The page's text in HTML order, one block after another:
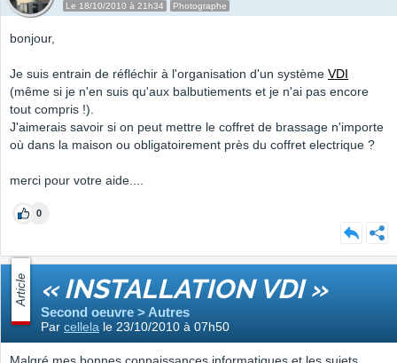
Le 18/10/2010 à 21h34 Photographe
bonjour,
Je suis entrain de réfléchir à l'organisation d'un système VDI
(même si je n'en suis qu'aux balbutiements et je n'ai pas encore
tout compris !).
J'aimerais savoir si on peut mettre le coffret de brassage n'importe
où dans la maison ou obligatoirement près du coffret electrique ?
merci pour votre aide....
0
Article « INSTALLATION VDI »
Second oeuvre > Autres
Par cellela le 23/10/2010 à 07h50